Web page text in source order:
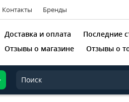
Контакты Бренды
Доставка и оплата Последние
Отзывы о магазине
Отзывы о